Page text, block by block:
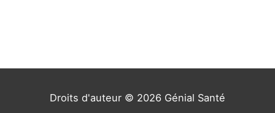
Droits d'auteur © 2026 Génial Santé